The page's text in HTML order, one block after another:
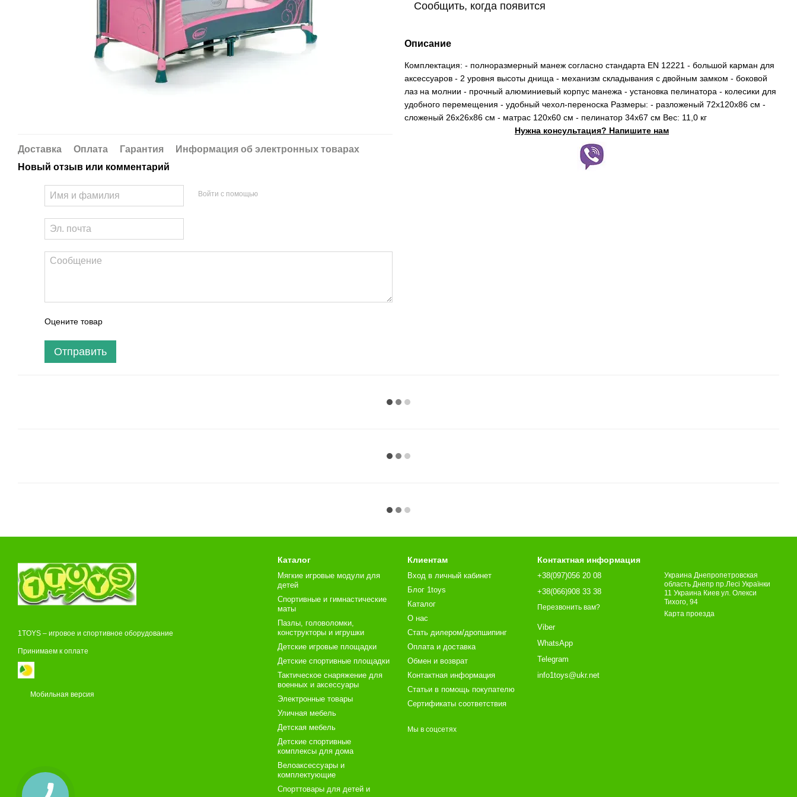
Доставка Оплата Гарантия
Информация об электронных товарах
Новый отзыв или комментарий
Войти с помощью
Оцените товар
Отправить
Сообщить, когда появится
Описание
Комплектация: - полноразмерный манеж согласно стандарта EN 12221 - большой карман для
аксессуаров - 2 уровня высоты днища - механизм складывания с двойным замком - боковой
лаз на молнии - прочный алюминиевый корпус манежа - установка пелинатора - колесики для
удобного перемещения - удобный чехол-переноска Размеры: - разложеный 72х120х86 см -
сложеный 26х26х86 см - матрас 120х60 см - пелинатор 34х67 см Вес: 11,0 кг
Нужна консультация? Напишите нам
1TOYS – игровое и спортивное оборудование
Принимаем к оплате
Мобильная версия
Каталог
Мягкие игровые модули для
детей
Спортивные и гимнастические
маты
Пазлы, головоломки,
конструкторы и игрушки
Детские игровые площадки
Детские спортивные площадки
Тактическое снаряжение для
военных и аксессуары
Электронные товары
Уличная мебель
Детская мебель
Детские спортивные
комплексы для дома
Велоаксессуары и
комплектующие
Спорттовары для детей и
Клиентам
Вход в личный кабинет
Блог 1toys
Каталог
О нас
Стать дилером/дропшипинг
Оплата и доставка
Обмен и возврат
Контактная информация
Статьи в помощь покупателю
Сертификаты соответствия
Мы в соцсетях
Контактная информация
+38(097)056 20 08
+38(066)908 33 38
Перезвонить вам?
Viber
WhatsApp
Telegram
info1toys@ukr.net
Украина Днепропетровская
область Днепр пр.Лесі Українки
11 Украина Киев ул. Олекси
Тихого, 94
Карта проезда